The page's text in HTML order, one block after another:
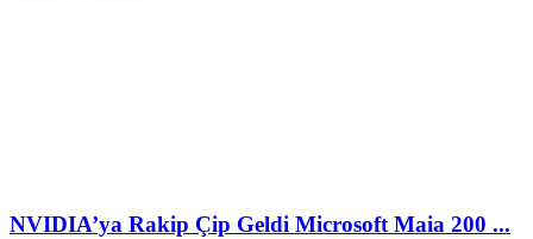
NVIDIA’ya Rakip Çip Geldi Microsoft Maia 200 ...